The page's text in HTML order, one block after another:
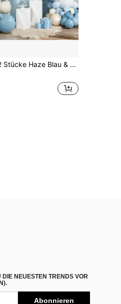
Set, matte Latex Ballon Girlande mit vollständigem Zubehör, geeignet für Gender Reveal Party, Baby Shower, Geburtstag, Hochzeit, Brautparty, Junggesellinnenabschied, Abschlussfeier, Sommer Strand Raum Hintergrund Dekoration Requisiten
NEUESTEN TRENDS VOR
Abonnieren